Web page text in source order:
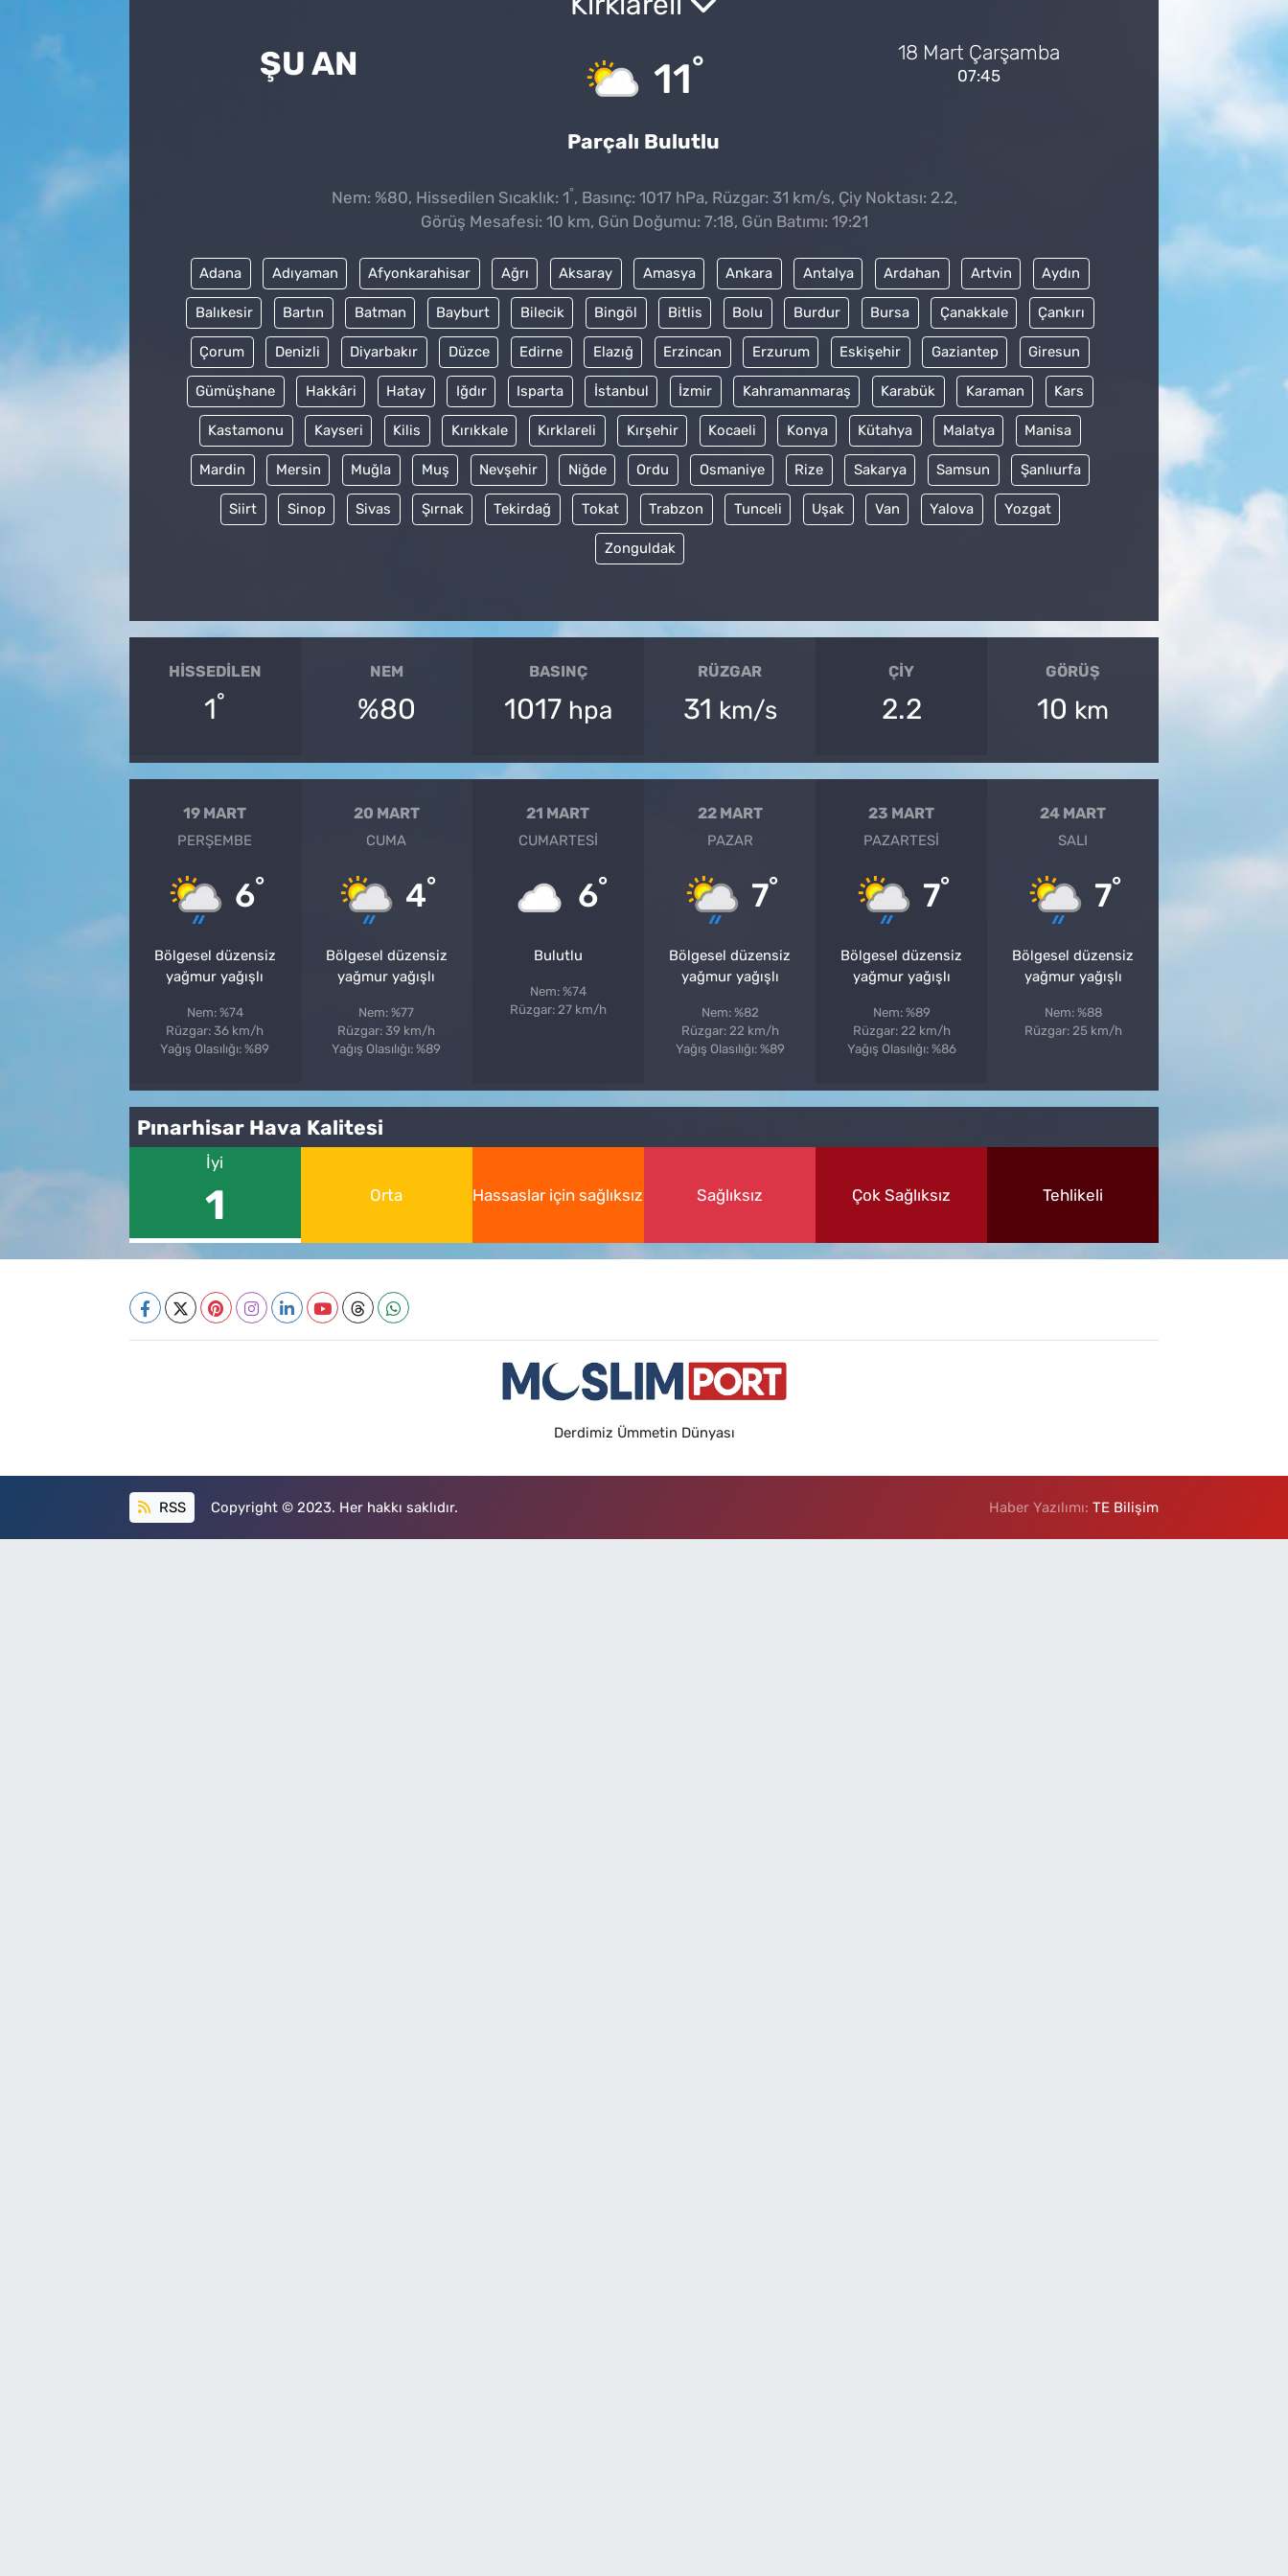
ŞU AN 11°
Parçalı Bulutlu
18 Mart Çarşamba
07:45
Nem: %80, Hissedilen Sıcaklık: 1°, Basınç: 1017 hPa, Rüzgar: 31 km/s, Çiy Noktası: 2.2,
Görüş Mesafesi: 10 km, Gün Doğumu: 7:18, Gün Batımı: 19:21
Adana Adıyaman Afyonkarahisar Ağrı Aksaray Amasya Ankara Antalya Ardahan Artvin Aydın
Balıkesir Bartın Batman Bayburt Bilecik Bingöl Bitlis Bolu Burdur Bursa Çanakkale Çankırı
Çorum Denizli Diyarbakır Düzce Edirne Elazığ Erzincan Erzurum Eskişehir Gaziantep Giresun
Gümüşhane Hakkâri Hatay Iğdır Isparta İstanbul İzmir Kahramanmaraş Karabük Karaman Kars
Kastamonu Kayseri Kilis Kırıkkale Kırklareli Kırşehir Kocaeli Konya Kütahya Malatya Manisa
Mardin Mersin Muğla Muş Nevşehir Niğde Ordu Osmaniye Rize Sakarya Samsun Şanlıurfa
Siirt Sinop Sivas Şırnak Tekirdağ Tokat Trabzon Tunceli Uşak Van Yalova Yozgat
Zonguldak
HISSEDILEN
1°
NEM
%80
BASINÇ
1017 hpa
RÜZGAR
31 km/s
ÇIY
2.2
GÖRÜŞ
10 km
19 MART
PERŞEMBE
6°
Bölgesel düzensiz
yağmur yağışlı
Nem: %74
Rüzgar: 36 km/h
Yağış Olasılığı: %89
20 MART
CUMA
4°
Bölgesel düzensiz
yağmur yağışlı
Nem: %77
Rüzgar: 39 km/h
Yağış Olasılığı: %89
21 MART
CUMARTESI
6°
Bulutlu
Nem: %74
Rüzgar: 27 km/h
22 MART
PAZAR
7°
Bölgesel düzensiz
yağmur yağışlı
Nem: %82
Rüzgar: 22 km/h
Yağış Olasılığı: %89
23 MART
PAZARTESI
7°
Bölgesel düzensiz
yağmur yağışlı
Nem: %89
Rüzgar: 22 km/h
Yağış Olasılığı: %86
24 MART
SALI
7°
Bölgesel düzensiz
yağmur yağışlı
Nem: %88
Rüzgar: 25 km/h
Pınarhisar Hava Kalitesi
İyi
1 Orta Hassaslar için sağlıksız Sağlıksız Çok Sağlıksız Tehlikeli
Derdimiz Ümmetin Dünyası
RSS Copyright © 2023. Her hakkı saklıdır. Haber Yazılımı:TE Bilişim